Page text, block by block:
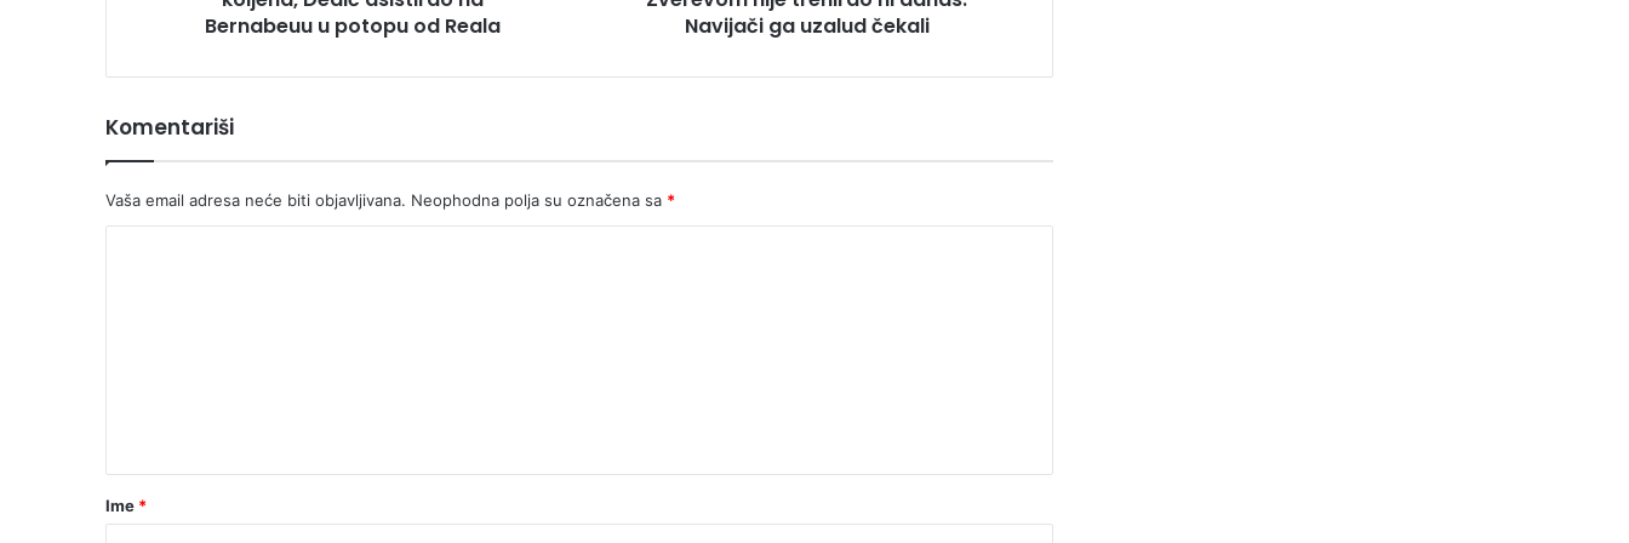
Bernabeuu u potopu od Reala
Navijači ga uzalud čekali
Komentariši
Vaša email adresa neće biti objavljivana. Neophodna polja su označena sa *
rIme *